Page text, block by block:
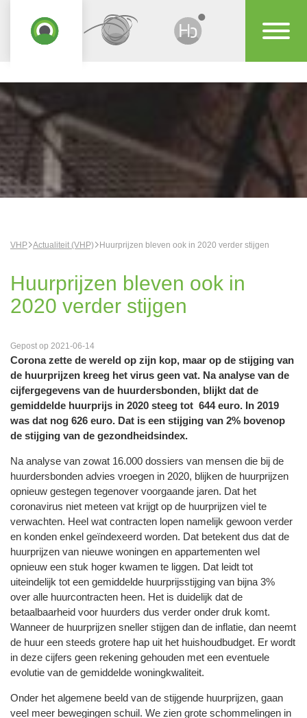
VHP Actualiteit (VHP) Huurprijzen bleven ook in 2020 verder stijgen
Huurprijzen bleven ook in
2020 verder stijgen
Gepost op 2021-06-14
Corona zette de wereld op zijn kop, maar op de stijging van
de huurprijzen kreeg het virus geen vat. Na analyse van de
cijfergegevens van de huurdersbonden, blijkt dat de
gemiddelde huurprijs in 2020 steeg tot 644 euro. In 2019
was dat nog 626 euro. Dat is een stijging van 2% bovenop
de stijging van de gezondheidsindex.
Na analyse van zowat 16.000 dossiers van mensen die bij de
huurdersbonden advies vroegen in 2020, blijken de huurprijzen
opnieuw gestegen tegenover voorgaande jaren. Dat het
coronavirus niet meteen vat krijgt op de huurprijzen viel te
verwachten. Heel wat contracten lopen namelijk gewoon verder
en konden enkel geïndexeerd worden. Dat betekent dus dat de
huurprijzen van nieuwe woningen en appartementen wel
opnieuw een stuk hoger kwamen te liggen. Dat leidt tot
uiteindelijk tot een gemiddelde huurprijsstijging van bijna 3%
over alle huurcontracten heen. Het is duidelijk dat de
betaalbaarheid voor huurders dus verder onder druk komt.
Wanneer de huurprijzen sneller stijgen dan de inflatie, dan neemt
de huur een steeds grotere hap uit het huishoudbudget. Er wordt
in deze cijfers geen rekening gehouden met een eventuele
evolutie van de gemiddelde woningkwaliteit.
Onder het algemene beeld van de stijgende huurprijzen, gaan
veel meer bewegingen schuil. We zien grote schommelingen in